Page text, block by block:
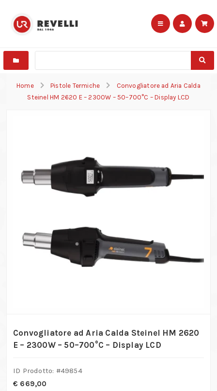
Home Pistole Termiche
Convogliatore ad Aria Calda
Steinel HM 2620 E – 2300W – 50–700°C – Display LCD
Convogliatore ad Aria Calda Steinel HM 2620
E – 2300W – 50–700°C – Display LCD
ID Prodotto: #49854
€ 669,00